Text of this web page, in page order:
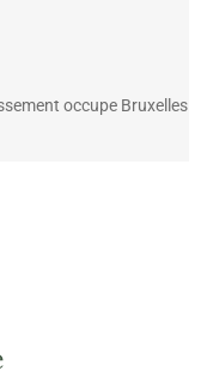
occupe Bruxelles